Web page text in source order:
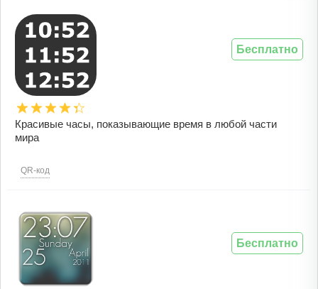
Красивые часы, показывающие время в любой части
мира
QR-код
Бесплатно
Бесплатно